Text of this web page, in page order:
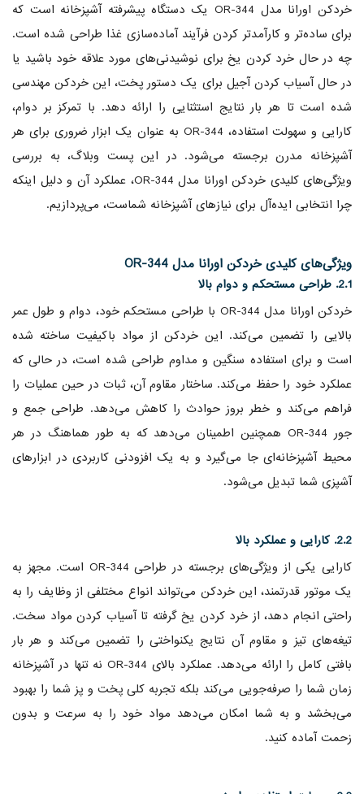
خردکن اورانا مدل OR-344 یک دستگاه پیشرفته آشپزخانه است که
برای ساده‌تر و کارآمدتر کردن فرآیند آماده‌سازی غذا طراحی شده است.
چه در حال خرد کردن یخ برای نوشیدنی‌های مورد علاقه خود باشید یا
در حال آسیاب کردن آجیل برای یک دستور پخت، این خردکن مهندسی
شده است تا هر بار نتایج استثنایی را ارائه دهد. با تمرکز بر دوام،
کارایی و سهولت استفاده، OR-344 به عنوان یک ابزار ضروری برای هر
آشپزخانه مدرن برجسته می‌شود. در این پست وبلاگ، به بررسی
ویژگی‌های کلیدی خردکن اورانا مدل OR-344، عملکرد آن و دلیل اینکه
چرا انتخابی ایده‌آل برای نیازهای آشپزخانه شماست، می‌پردازیم.
ویژگی‌های کلیدی خردکن اورانا مدل OR-344
2.1. طراحی مستحکم و دوام بالا
خردکن اورانا مدل OR-344 با طراحی مستحکم خود، دوام و طول عمر
بالایی را تضمین می‌کند. این خردکن از مواد باکیفیت ساخته شده
است و برای استفاده سنگین و مداوم طراحی شده است، در حالی که
عملکرد خود را حفظ می‌کند. ساختار مقاوم آن، ثبات در حین عملیات را
فراهم می‌کند و خطر بروز حوادث را کاهش می‌دهد. طراحی جمع و
جور OR-344 همچنین اطمینان می‌دهد که به طور هماهنگ در هر
محیط آشپزخانه‌ای جا می‌گیرد و به یک افزودنی کاربردی در ابزارهای
آشپزی شما تبدیل می‌شود.
2.2. کارایی و عملکرد بالا
کارایی یکی از ویژگی‌های برجسته در طراحی OR-344 است. مجهز به
یک موتور قدرتمند، این خردکن می‌تواند انواع مختلفی از وظایف را به
راحتی انجام دهد، از خرد کردن یخ گرفته تا آسیاب کردن مواد سخت.
تیغه‌های تیز و مقاوم آن نتایج یکنواختی را تضمین می‌کند و هر بار
بافتی کامل را ارائه می‌دهد. عملکرد بالای OR-344 نه تنها در آشپزخانه
زمان شما را صرفه‌جویی می‌کند بلکه تجربه کلی پخت و پز شما را بهبود
می‌بخشد و به شما امکان می‌دهد مواد خود را به سرعت و بدون
زحمت آماده کنید.